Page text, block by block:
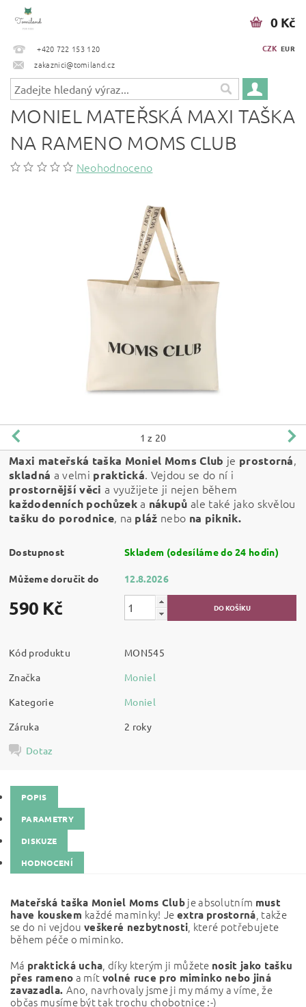
+420 722 153 120
zakaznici@tomiland.cz
CZK EUR
0 Kč
MONIEL MATEŘSKÁ MAXI TAŠKA
NA RAMENO MOMS CLUB
Neohodnoceno
1 z 20
Maxi mateřská taška Moniel Moms Club je prostorná,
skladná a velmi praktická. Vejdou se do ní i
prostornější věci a využijete ji nejen během
každodenních pochůzeka nákupů ale také jako skvělou
tašku do porodnice, na pláž nebo na piknik.
Dostupnost Skladem (odesíláme do 24 hodin)
Můžeme doručit do 12.8.2026
590 Kč
Kód produktu
MON545
Značka
Moniel
Kategorie
Moniel
Záruka
2 roky
Dotaz
POPIS
PARAMETRY
DISKUZE
HODNOCENÍ
Mateřská taška Moniel Moms Clubje absolutním must
have kouskem každé maminky! Je extra prostorná , takže
se do ni vejdouveškeré nezbytnosti , které potřebujete
během péče o miminko.
Má praktická ucha , díky kterým ji můžete nosit jako tašku
přes rameno a mít volné ruce pro miminko nebo jiná
zavazadla. Ano, navrhovaly jsme ji my mámy a víme, že
občas musíme být tak trochu chobotnice :-)